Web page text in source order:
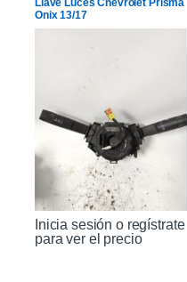
Llave Luces Chevrolet Prisma
Onix 13/17
Inicia sesión o regístrate
para ver el precio